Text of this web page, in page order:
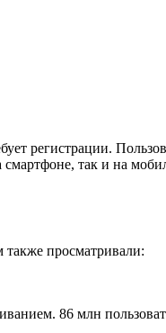
регистрации.
так и на
также просматривали:
86 млн